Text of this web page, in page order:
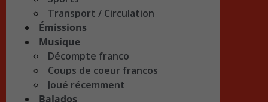
Transport / Circulation
Émissions
Musique
Décompte franco
Coups de coeur francos
Joué récemment
Balados